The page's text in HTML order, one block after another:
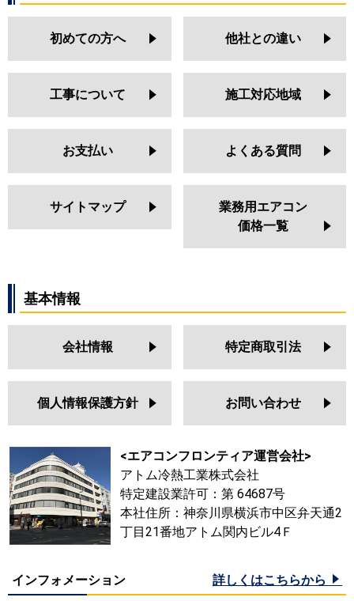
初めての方へ 他社との違い
工事について 施工対応地域
お支払い よくある質問
サイトマップ
業務用エアコン
価格一覧
基本情報
会社情報 特定商取引法
個人情報保護方針 お問い合わせ
<エアコンフロンティア運営会社>
アトム冷熱工業株式会社
特定建設業許可：第 64687号
本社住所：神奈川県横浜市中区弁天通2
丁目21番地アトム関内ビル4Ｆ
インフォメーション 詳しくはこちらから